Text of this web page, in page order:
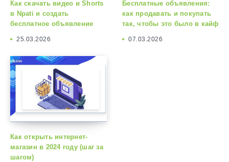
Как скачать видео и Shorts
в Npati и создать
бесплатное объявление
25.03.2026
Бесплатные объявления:
как продавать и покупать
так, чтобы это было в кайф
07.03.2026
Как открыть интернет-
магазин в 2024 году (шаг за
шагом)